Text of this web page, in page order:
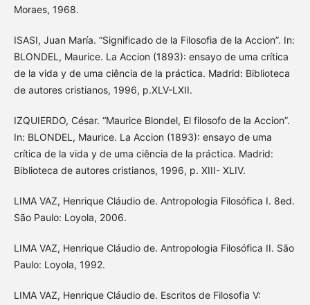
Moraes, 1968.
ISASI, Juan María. “Significado de la Filosofia de la Accion”. In:
BLONDEL, Maurice. La Accion (1893): ensayo de uma crítica
de la vida y de uma ciência de la práctica. Madrid: Biblioteca
de autores cristianos, 1996, p.XLV-LXII.
IZQUIERDO, César. “Maurice Blondel, El filosofo de la Accion”.
In: BLONDEL, Maurice. La Accion (1893): ensayo de uma
crítica de la vida y de uma ciência de la práctica. Madrid:
Biblioteca de autores cristianos, 1996, p. XIII- XLIV.
LIMA VAZ, Henrique Cláudio de. Antropologia Filosófica I. 8ed.
São Paulo: Loyola, 2006.
LIMA VAZ, Henrique Cláudio de. Antropologia Filosófica II. São
Paulo: Loyola, 1992.
LIMA VAZ, Henrique Cláudio de. Escritos de Filosofia V: